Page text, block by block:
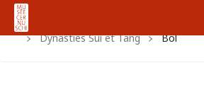
Accueil
Dynasties Sui et Tang
Bol